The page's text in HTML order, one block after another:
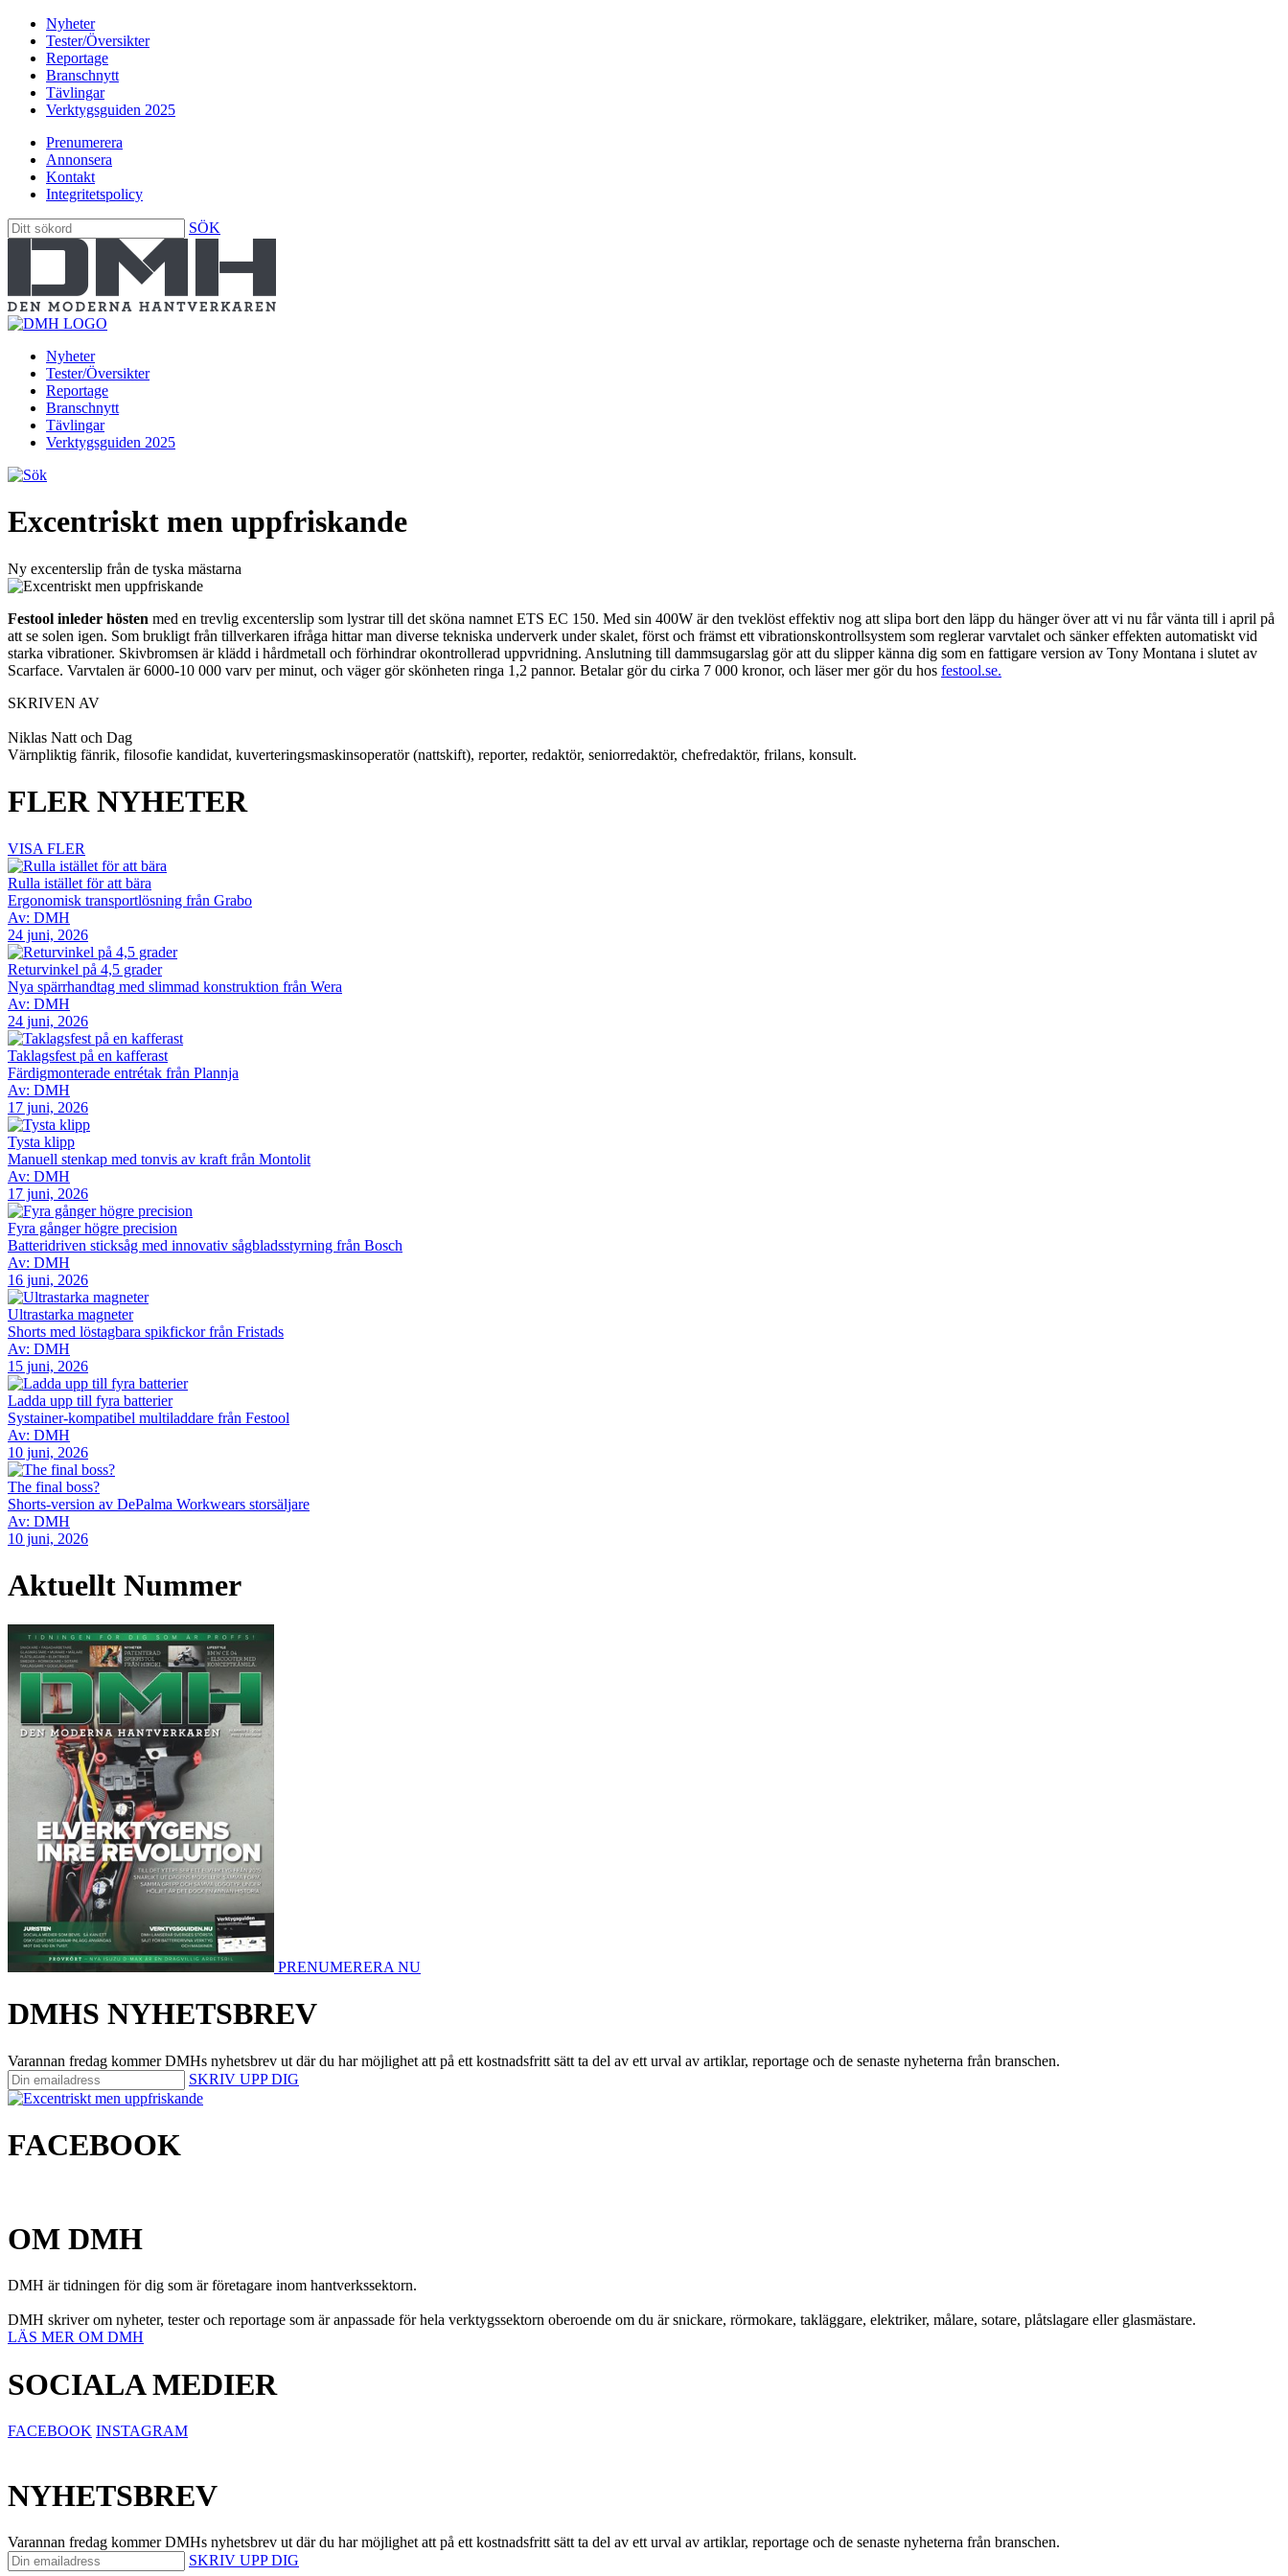
Nyheter
Tester/Översikter
Reportage
Branschnytt
Tävlingar
Verktygsguiden 2025
Prenumerera
Annonsera
Kontakt
Integritetspolicy
SÖK
Nyheter
Tester/Översikter
Reportage
Branschnytt
Tävlingar
Verktygsguiden 2025
Excentriskt men uppfriskande
Ny excenterslip från de tyska mästarna
Festool inleder hösten med en trevlig excenterslip som lystrar till det sköna namnet ETS EC 150. Med sin 400W är den tveklöst effektiv nog att slipa bort den läpp du hänger över att vi nu får vänta till i april på
att se solen igen. Som brukligt från tillverkaren ifråga hittar man diverse tekniska underverk under skalet, först och främst ett vibrationskontrollsystem som reglerar varvtalet och sänker effekten automatiskt vid
starka vibrationer. Skivbromsen är klädd i hårdmetall och förhindrar okontrollerad uppvridning. Anslutning till dammsugarslag gör att du slipper känna dig som en fattigare version av Tony Montana i slutet av
Scarface. Varvtalen är 6000-10 000 varv per minut, och väger gör skönheten ringa 1,2 pannor. Betalar gör du cirka 7 000 kronor, och läser mer gör du hos festool.se.
SKRIVEN AV
Niklas Natt och Dag
Värnpliktig fänrik, filosofie kandidat, kuverteringsmaskinsoperatör (nattskift), reporter, redaktör, seniorredaktör, chefredaktör, frilans, konsult.
FLER NYHETER
VISA FLER
Rulla istället för att bära
Ergonomisk transportlösning från Grabo
Av: DMH
24 juni, 2026
Returvinkel på 4,5 grader
Nya spärrhandtag med slimmad konstruktion från Wera
Av: DMH
24 juni, 2026
Taklagsfest på en kafferast
Färdigmonterade entrétak från Plannja
Av: DMH
17 juni, 2026
Tysta klipp
Manuell stenkap med tonvis av kraft från Montolit
Av: DMH
17 juni, 2026
Fyra gånger högre precision
Batteridriven sticksåg med innovativ sågbladsstyrning från Bosch
Av: DMH
16 juni, 2026
Ultrastarka magneter
Shorts med löstagbara spikfickor från Fristads
Av: DMH
15 juni, 2026
Ladda upp till fyra batterier
Systainer-kompatibel multiladdare från Festool
Av: DMH
10 juni, 2026
The final boss?
Shorts-version av DePalma Workwears storsäljare
Av: DMH
10 juni, 2026
Aktuellt Nummer
PRENUMERERA NU
DMHS NYHETSBREV
Varannan fredag kommer DMHs nyhetsbrev ut där du har möjlighet att på ett kostnadsfritt sätt ta del av ett urval av artiklar, reportage och de senaste nyheterna från branschen.
SKRIV UPP DIG
FACEBOOK
OM DMH
DMH är tidningen för dig som är företagare inom hantverkssektorn.
DMH skriver om nyheter, tester och reportage som är anpassade för hela verktygssektorn oberoende om du är snickare, rörmokare, takläggare, elektriker, målare, sotare, plåtslagare eller glasmästare.
LÄS MER OM DMH
SOCIALA MEDIER
FACEBOOK INSTAGRAM
NYHETSBREV
Varannan fredag kommer DMHs nyhetsbrev ut där du har möjlighet att på ett kostnadsfritt sätt ta del av ett urval av artiklar, reportage och de senaste nyheterna från branschen.
SKRIV UPP DIG